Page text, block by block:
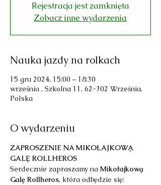
Rejestracja jest zamknięta
Zobacz inne wydarzenia
Nauka jazdy na rolkach
15 gru 2024, 15:00 – 18:30
września , Szkolna 11, 62-302 Września,
Polska
O wydarzeniu
ZAPROSZENIE NA MIKOŁAJKOWĄ
GALĘ ROLLHEROS
Serdecznie zapraszamy na Mikołajkową
Galę Rollheros, która odbędzie się: